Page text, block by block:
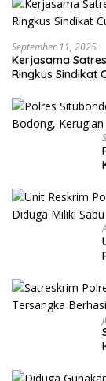
September 11, 2025
Kerjasama
Ringkus Sindikat